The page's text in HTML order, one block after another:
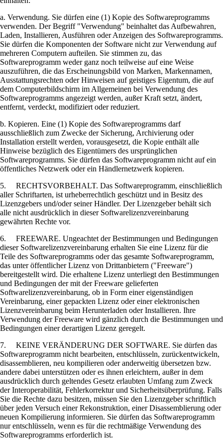
a. Verwendung. Sie dürfen eine (1) Kopie des Softwareprogramms
verwenden. Der Begriff "Verwendung" beinhaltet das Aufbewahren,
Laden, Installieren, Ausführen oder Anzeigen des Softwareprogramms.
Sie dürfen die Komponenten der Software nicht zur Verwendung auf
mehreren Computern aufteilen. Sie stimmen zu, das
Softwareprogramm weder ganz noch teilweise auf eine Weise
auszuführen, die das Erscheinungsbild von Marken, Markennamen,
Ausstattungsrechten oder Hinweisen auf geistiges Eigentum, die auf
dem Computerbildschirm im Allgemeinen bei Verwendung des
Softwareprogramms angezeigt werden, außer Kraft setzt, ändert,
entfernt, verdeckt, modifiziert oder reduziert.
b. Kopieren. Eine (1) Kopie des Softwareprogramms darf
ausschließlich zum Zwecke der Sicherung, Archivierung oder
Installation erstellt werden, vorausgesetzt, die Kopie enthält alle
Hinweise bezüglich des Eigentümers des ursprünglichen
Softwareprogramms. Sie dürfen das Softwareprogramm nicht auf ein
öffentliches Netzwerk oder ein Händlernetzwerk kopieren.
5. RECHTSVORBEHALT. Das Softwareprogramm, einschließlich
aller Schriftarten, ist urheberrechtlich geschützt und in Besitz des
Lizenzgebers und/oder seiner Händler. Der Lizenzgeber behält sich
alle nicht ausdrücklich in dieser Softwarelizenzvereinbarung
gewährten Rechte vor.
6. FREEWARE. Ungeachtet der Bestimmungen und Bedingungen
dieser Softwarelizenzvereinbarung erhalten Sie eine Lizenz für die
Teile des Softwareprogramms oder das gesamte Softwareprogramm,
das unter öffentlicher Lizenz von Drittanbietern ("Freeware")
bereitgestellt wird. Die erhaltene Lizenz unterliegt den Bestimmungen
und Bedingungen der mit der Freeware gelieferten
Softwarelizenzvereinbarung, ob in Form einer eigenständigen
Vereinbarung, einer gepackten Lizenz oder einer elektronischen
Lizenzvereinbarung beim Herunterladen oder Installieren. Ihre
Verwendung der Freeware wird gänzlich durch die Bestimmungen und
Bedingungen einer derartigen Lizenz geregelt.
7. KEINE VERÄNDERUNG DER SOFTWARE. Sie dürfen das
Softwareprogramm nicht bearbeiten, entschlüsseln, zurückentwickeln,
disassemblieren, neu kompilieren oder anderweitig übersetzen bzw.
andere dabei unterstützen oder es ihnen erleichtern, außer in dem
ausdrücklich durch geltendes Gesetz erlaubten Umfang zum Zweck
der Interoperabilität, Fehlerkorrektur und Sicherheitsüberprüfung. Falls
Sie die Rechte dazu besitzen, müssen Sie den Lizenzgeber schriftlich
über jeden Versuch einer Rekonstruktion, einer Disassemblierung oder
neuen Kompilierung informieren. Sie dürfen das Softwareprogramm
nur entschlüsseln, wenn es für die rechtmäßige Verwendung des
Softwareprogramms erforderlich ist.